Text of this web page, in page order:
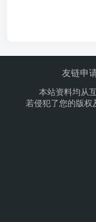
友链申
本站资料均从
若侵犯了您的版权